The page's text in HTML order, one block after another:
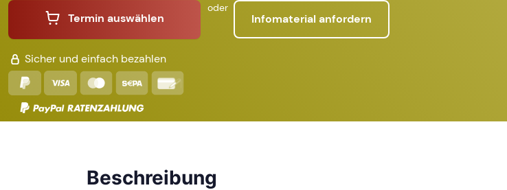
Termin auswählen
oder
Infomaterial anfordern
Sicher und einfach bezahlen
Beschreibung